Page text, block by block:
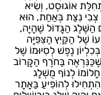
אוֹגוּסְט, וְשִׂיא
צְבִי נִצַּת בְּאַחַת, הוּא
אֶת סַעֲרַת 2013 עִם הַשֶּׁלֶג הַגָּדוֹל שֶׁהָיָה,
שֶׁל הַקַּיִץ הַצִּפִּיָּה
נֶפֶשׁ לְסִיּוּמוֹ שֶׁל
שֶׁכַּנִּרְאֶה בַּחֹרֶף הַקָּרוֹב
לְנוֹף מֻשְׁלָג
לְהוֹפִיעַ בַּאֲתָר